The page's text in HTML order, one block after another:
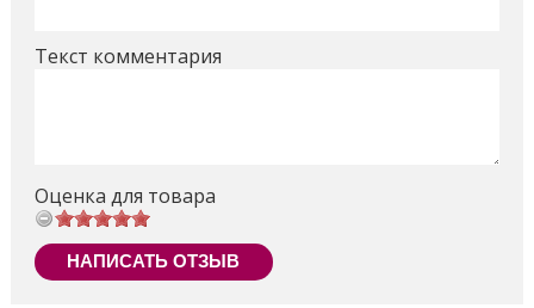
Текст комментария
Оценка для товара
НАПИСАТЬ ОТЗЫВ